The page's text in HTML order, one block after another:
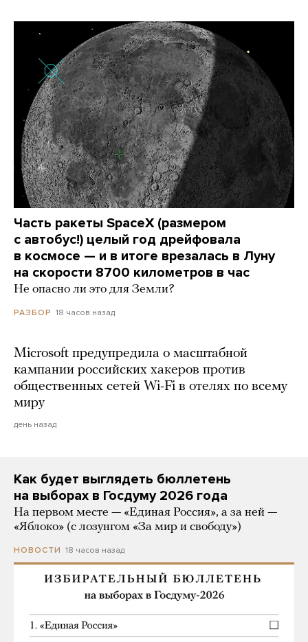
Часть ракеты SpaceX (размером
с автобус!) целый год дрейфовала
в космосе — и в итоге врезалась в Луну
на скорости 8700 километров в час
Не опасно ли это для Земли?
РАЗБОР 18 часов назад
Microsoft предупредила о масштабной
кампании российских хакеров против
общественных сетей Wi-Fi в отелях по всему
миру
день назад
Как будет выглядеть бюллетень
на выборах в Госдуму 2026 года
На первом месте — «Единая Россия», а за ней —
«Яблоко» (с лозунгом «За мир и свободу»)
НОВОСТИ 18 часов назад